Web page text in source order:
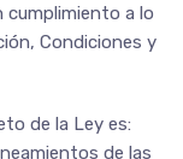
cumplimiento a lo
Condiciones y
de la Ley es:
de las